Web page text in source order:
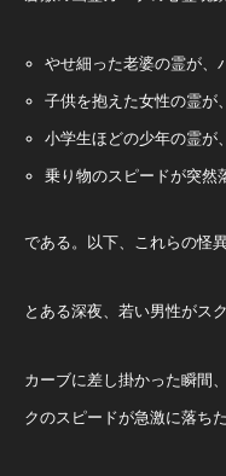
やせ細った老婆の霊が、
子供を抱えた女性の霊が
小学生ほどの少年の霊が
乗り物のスピードが突然
である。以下、これらの怪
とある深夜、若い男性がス
カーブに差し掛かった瞬間
クのスピードが急激に落ちた